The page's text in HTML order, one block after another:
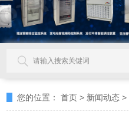
您的位置： 首页 > 新闻动态 >